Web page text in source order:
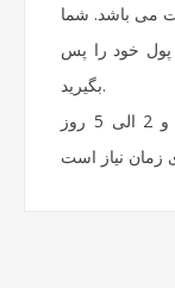
می باشد. شما
پول خود را پس
بگیرید.
برای شهرستانها با پست ارسال می شود و 2 الی 5 روز